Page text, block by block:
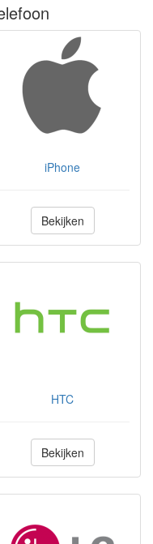
iPhone
Bekijken
HTC
Bekijken